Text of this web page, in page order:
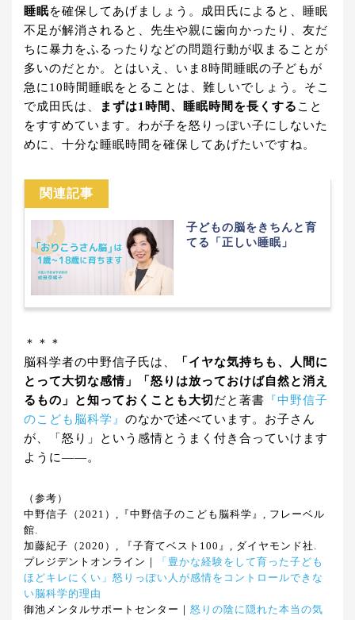
睡眠を確保してあげましょう。成田氏によると、睡眠
不足が解消されると、先生や親に歯向かったり、友だ
ちに暴力をふるったりなどの問題行動が収まることが
多いのだとか。とはいえ、いま8時間睡眠の子どもが
急に10時間睡眠をとることは、難しいでしょう。そこ
で成田氏は、
まずは1時間、睡眠時間を長くする こと
をすすめています。わが子を怒りっぽい子にしないた
めに、十分な睡眠時間を確保してあげたいですね。
関連記事
子どもの脳をきちんと育
てる「正しい睡眠」
＊＊＊
脳科学者の中野信子氏は、
「イヤな気持ちも、人間に
とって大切な感情」「怒りは放っておけば自然と消え
るもの」と知っておくことも大切 だと著書 『中野信子
のこども脳科学』 のなかで述べています。お子さん
が、「怒り」という感情とうまく付き合っていけます
ように――。
（参考）
中野信子（2021）,『中野信子のこども脳科学』, フレーベル
館.
加藤紀子（2020）, 『子育てベスト100』, ダイヤモンド社.
プレジデントオンライン｜
「豊かな経験をして育った子ども
ほどキレにくい」怒りっぽい人が感情をコントロールできな
い脳科学的理由
御池メンタルサポートセンター｜ 怒りの陰に隠れた本当の気